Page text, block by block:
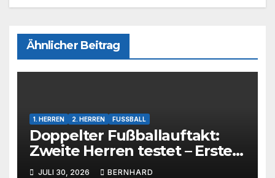
Ähnlicher Beitrag
1. HERREN 2. HERREN FUSSBALL
Doppelter Fußballauftakt:
Zweite Herren testet – Erste
Herren startet im Kreispokal
JULI 30, 2026 BERNHARD